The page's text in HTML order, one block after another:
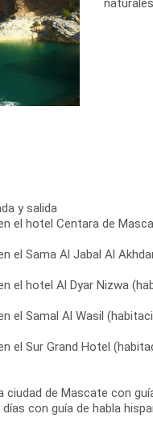
y salida
el hotel Centara de
el Sama Al Jabal Al
el hotel Al Dyar Nizwa
el Samal Al Wasil
el Sur Grand Hotel
ciudad de Mascate con
con guía de habla